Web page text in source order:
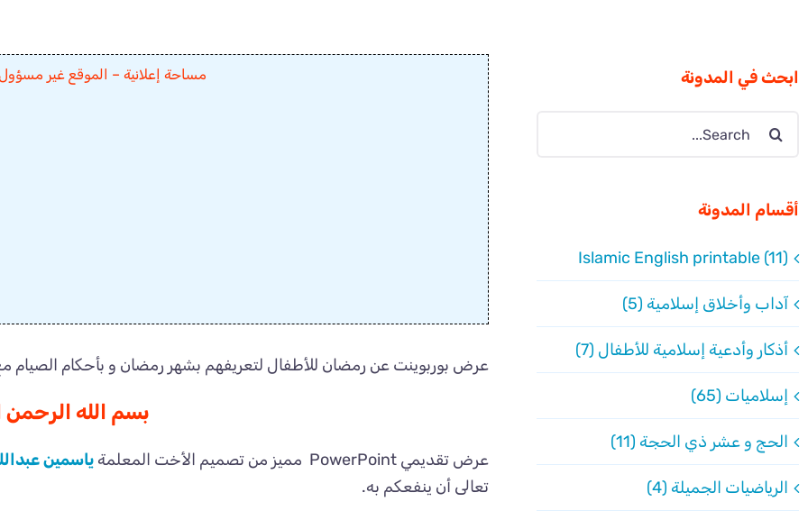
مساحة إعلانية – الموقع غير
عرض بوربوينت عن رمضان للأطفال لتعريفهم بشهر رمضان و بأحكام
بسم الله الرحمن
عرض تقديمي PowerPoint مميز من تصميم الأخت المعلمة ياسمين
تعالى أن ينفعكم به.
ابحث في المدونة
Search
أقسام المدونة
Islamic English printable (11)
آداب وأخلاق إسلامية (5)
أذكار وأدعية إسلامية للأطفال (7)
إسلاميات (65)
الحج و عشر ذي الحجة (11)
الرياضيات الجميلة (4)